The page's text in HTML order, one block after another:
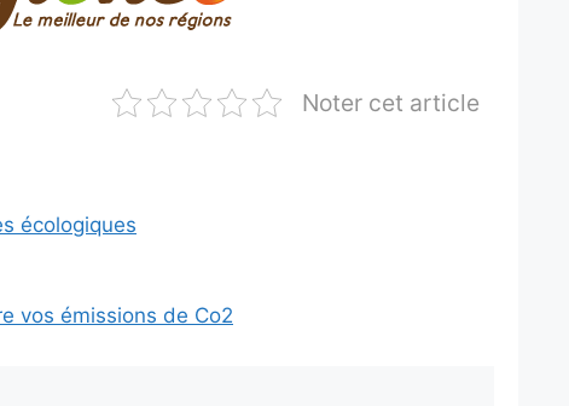
Noter cet article
écologiques
vos émissions de Co2